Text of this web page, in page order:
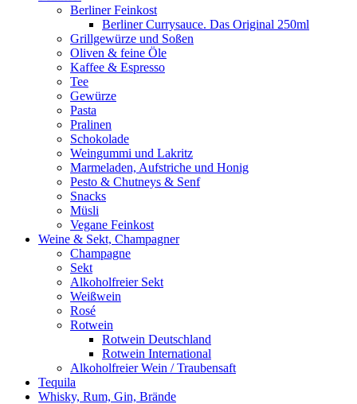
Berliner Feinkost
Berliner Currysauce. Das Original 250ml
Grillgewürze und Soßen
Oliven & feine Öle
Kaffee & Espresso
Tee
Gewürze
Pasta
Pralinen
Schokolade
Weingummi und Lakritz
Marmeladen, Aufstriche und Honig
Pesto & Chutneys & Senf
Snacks
Müsli
Vegane Feinkost
Weine & Sekt, Champagner
Champagne
Sekt
Alkoholfreier Sekt
Weißwein
Rosé
Rotwein
Rotwein Deutschland
Rotwein International
Alkoholfreier Wein / Traubensaft
Tequila
Whisky, Rum, Gin, Brände